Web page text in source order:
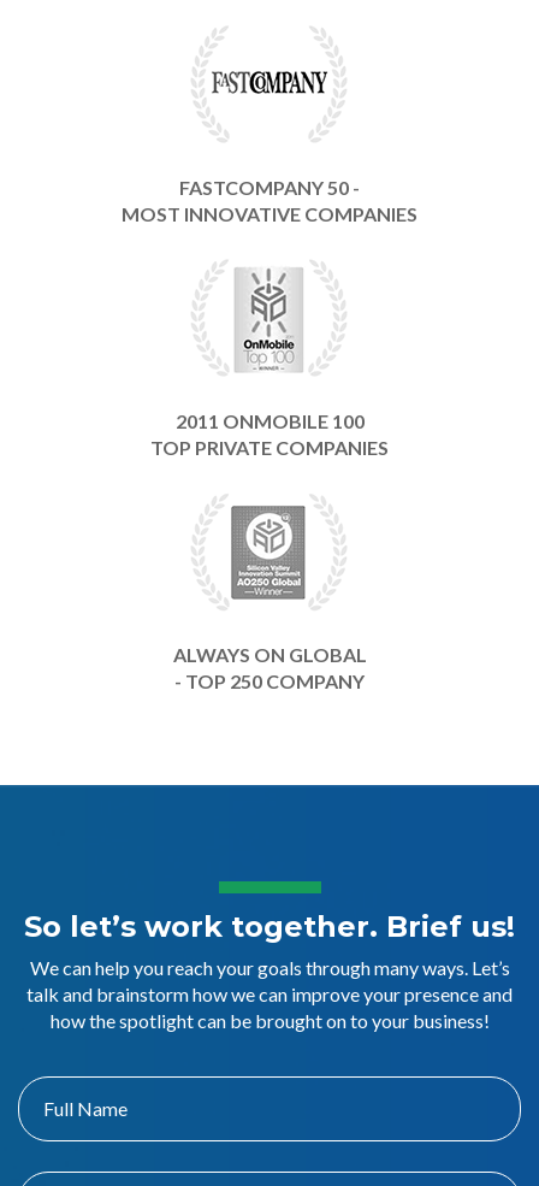
FASTCOMPANY 50 -
MOST INNOVATIVE COMPANIES
2011 ONMOBILE 100
TOP PRIVATE COMPANIES
ALWAYS ON GLOBAL
- TOP 250 COMPANY
So let’s work together. Brief us!
We can help you reach your goals through many ways. Let’s
talk and brainstorm how we can improve your presence and
how the spotlight can be brought on to your business!